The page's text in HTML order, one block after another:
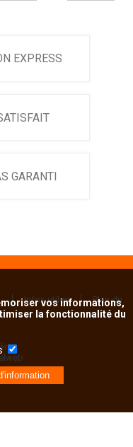
EXPRESS
GARANTI
Infos utiles
Plan du
vos informations,
la fonctionnalité du